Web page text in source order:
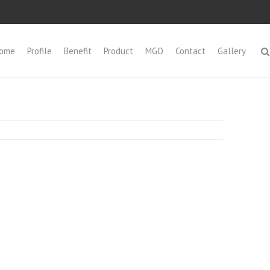
Profile Benefit Product MGO Contact Gallery